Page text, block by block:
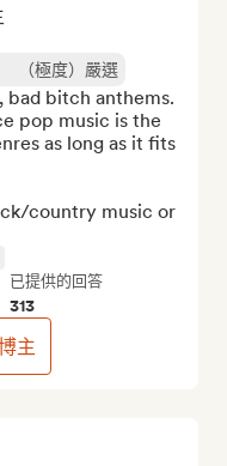
（極度）嚴選
bad bitch anthems.
pop music is the
as long as it fits
country music or
已提供的回答
313
主